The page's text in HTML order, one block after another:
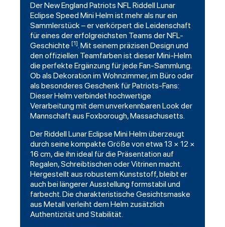
DerNew England Patriots NFLRiddellLunar
Eclipse Speed Mini Helm ist mehr als nur ein
Sammlerstück – er verkörpert die Leidenschaft
für eines der erfolgreichsten Teams der NFL-
Geschichte [1]. Mit seinem präzisen Design und
den offiziellen Teamfarben ist dieser Mini-Helm
die perfekte Ergänzung für jede Fan-Sammlung.
Ob als Dekoration im Wohnzimmer, im Büro oder
als besonderes Geschenk für Patriots-Fans:
Dieser Helm verbindet hochwertige
Verarbeitung mit dem unverkennbaren Look der
Mannschaft aus Foxborough, Massachusetts.
Der Riddell Lunar Eclipse Mini Helm überzeugt
durch seine kompakte Größe von etwa 13 × 12 ×
16 cm, die ihn ideal für die Präsentation auf
Regalen, Schreibtischen oder Vitrinen macht.
Hergestellt aus robustem Kunststoff, bleibt er
auch bei längerer Ausstellung formstabil und
farbecht. Die charakteristische Gesichtsmaske
aus Metall verleiht dem Helm zusätzlich
Authentizität und Stabilität.